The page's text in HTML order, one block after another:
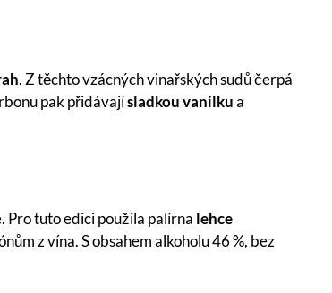
. Z těchto vzácných vinařských sudů čerpá
pak přidávajísladkou vanilkua
Pro tuto edici použila palírna lehce
z vína. S obsahem alkoholu 46 %, bez